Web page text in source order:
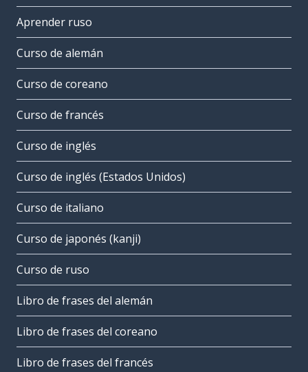
Aprender ruso
Curso de alemán
Curso de coreano
Curso de francés
Curso de inglés
Curso de inglés (Estados Unidos)
Curso de italiano
Curso de japonés (kanji)
Curso de ruso
Libro de frases del alemán
Libro de frases del coreano
Libro de frases del francés